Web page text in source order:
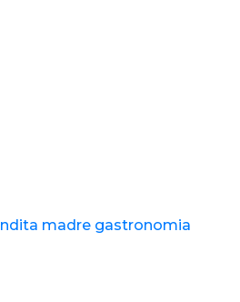
madre gastronomia